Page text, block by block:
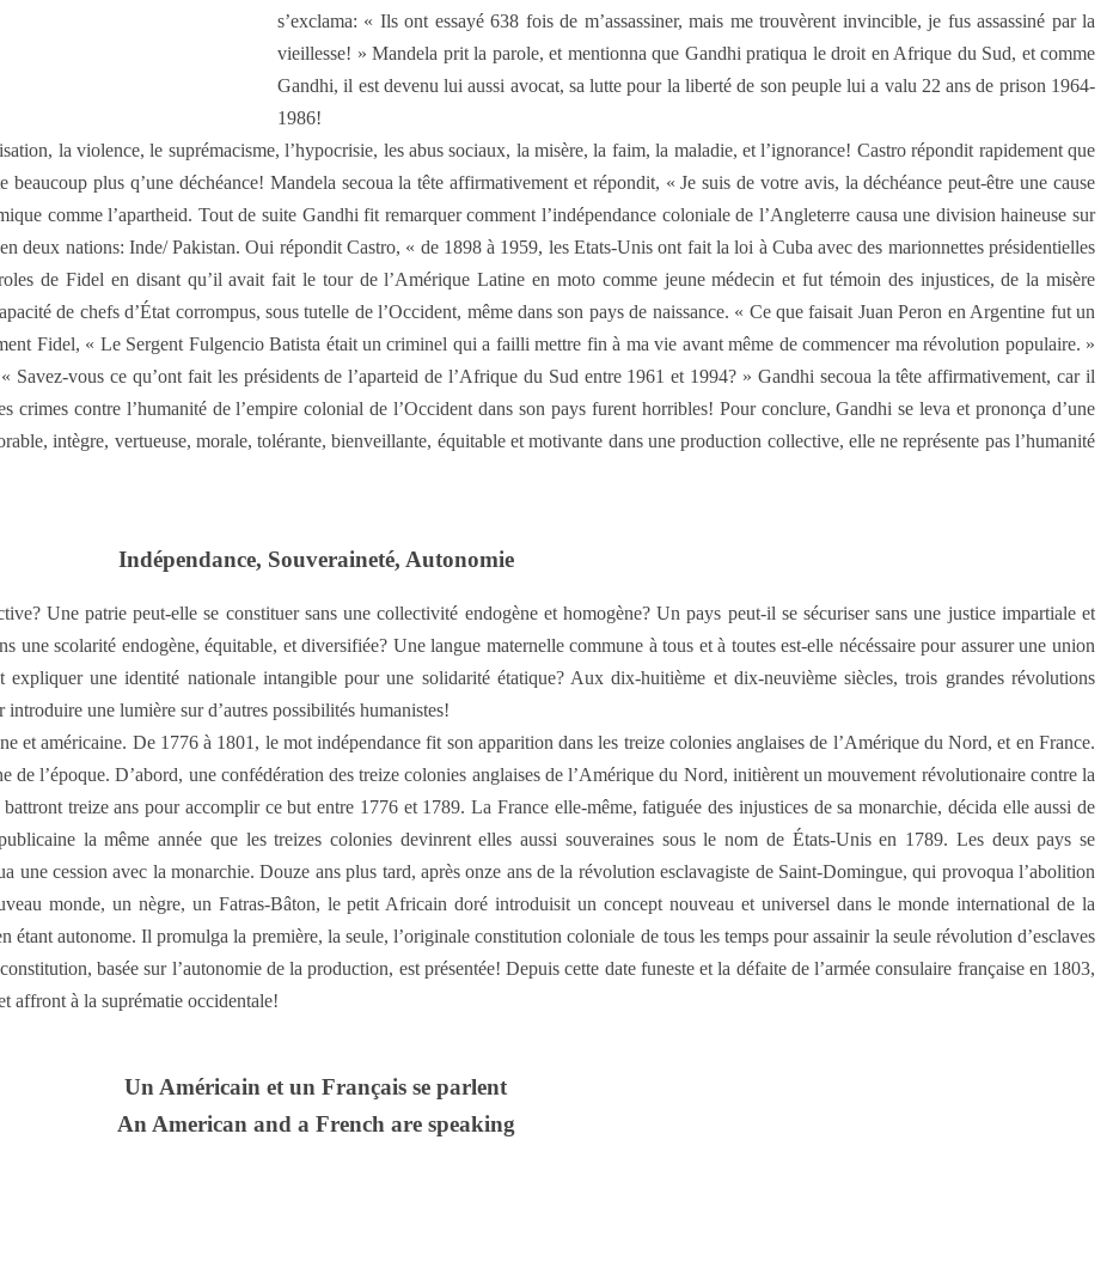
s’exclama: « Ils ont essayé 638 fois de m’assassiner, mais me trouvèrent invincible, je fus assassiné par la
vieillesse! » Mandela prit la parole, et mentionna que Gandhi pratiqua le droit en Afrique du Sud, et comme
Gandhi, il est devenu lui aussi avocat, sa lutte pour la liberté de son peuple lui a valu 22 ans de prison 1964-
1986!
la violence, le suprémacisme, l’hypocrisie, les abus sociaux, la misère, la faim, la maladie, et l’ignorance! Castro répondit rapidement que
plus q’une déchéance! Mandela secoua la tête affirmativement et répondit, « Je suis de votre avis, la déchéance peut-être une cause
comme l’apartheid. Tout de suite Gandhi fit remarquer comment l’indépendance coloniale de l’Angleterre causa une division haineuse sur
deux nations: Inde/ Pakistan. Oui répondit Castro, « de 1898 à 1959, les Etats-Unis ont fait la loi à Cuba avec des marionnettes présidentielles
de Fidel en disant qu’il avait fait le tour de l’Amérique Latine en moto comme jeune médecin et fut témoin des injustices, de la misère
de chefs d’État corrompus, sous tutelle de l’Occident, même dans son pays de naissance. « Ce que faisait Juan Peron en Argentine fut un
Fidel, « Le Sergent Fulgencio Batista était un criminel qui a failli mettre fin à ma vie avant même de commencer ma révolution populaire. »
Savez-vous ce qu’ont fait les présidents de l’aparteid de l’Afrique du Sud entre 1961 et 1994? » Gandhi secoua la tête affirmativement, car il
crimes contre l’humanité de l’empire colonial de l’Occident dans son pays furent horribles! Pour conclure, Gandhi se leva et prononça d’une
intègre, vertueuse, morale, tolérante, bienveillante, équitable et motivante dans une production collective, elle ne représente pas l’humanité
Indépendance, Souveraineté, Autonomie
Une patrie peut-elle se constituer sans une collectivité endogène et homogène? Un pays peut-il se sécuriser sans une justice impartiale et
une scolarité endogène, équitable, et diversifiée? Une langue maternelle commune à tous et à toutes est-elle nécéssaire pour assurer une union
expliquer une identité nationale intangible pour une solidarité étatique? Aux dix-huitième et dix-neuvième siècles, trois grandes révolutions
une lumière sur d’autres possibilités humanistes!
et américaine. De 1776 à 1801, le mot indépendance fit son apparition dans les treize colonies anglaises de l’Amérique du Nord, et en France.
de l’époque. D’abord, une confédération des treize colonies anglaises de l’Amérique du Nord, initièrent un mouvement révolutionaire contre la
treize ans pour accomplir ce but entre 1776 et 1789. La France elle-même, fatiguée des injustices de sa monarchie, décida elle aussi de
la même année que les treizes colonies devinrent elles aussi souveraines sous le nom de États-Unis en 1789. Les deux pays se
une cession avec la monarchie. Douze ans plus tard, après onze ans de la révolution esclavagiste de Saint-Domingue, qui provoqua l’abolition
monde, un nègre, un Fatras-Bâton, le petit Africain doré introduisit un concept nouveau et universel dans le monde international de la
étant autonome. Il promulga la première, la seule, l’originale constitution coloniale de tous les temps pour assainir la seule révolution d’esclaves
basée sur l’autonomie de la production, est présentée! Depuis cette date funeste et la défaite de l’armée consulaire française en 1803,
affront à la suprématie occidentale!
Un Américain et un Français se parlent
An American and a French are speaking